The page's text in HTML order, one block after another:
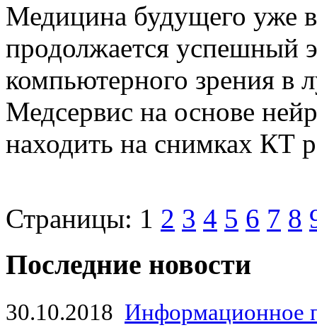
Медицина будущего уже
продолжается успешный
компьютерного зрения в
Медсервис на основе
находить на снимках КТ
Страницы: 1 2 3 4 5 6 7 8
Последние новости
30.10.2018 Информационное